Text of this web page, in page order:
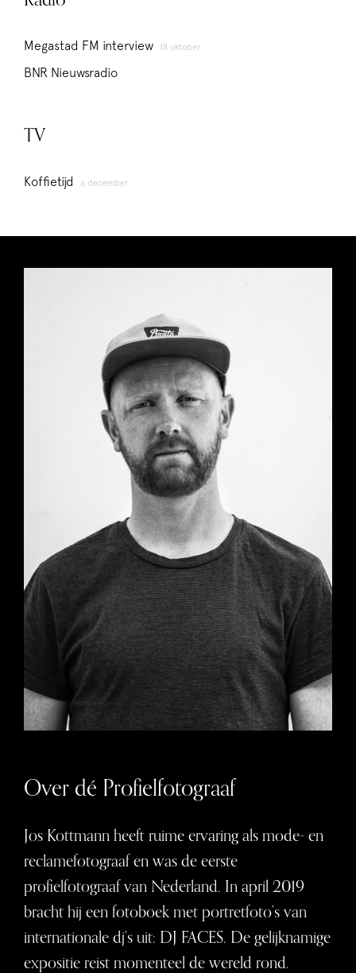
Megastad FM interview 18 oktober
BNR Nieuwsradio
TV
Koffietijd 6 december
Over dé Profielfotograaf
Jos Kottmann heeft ruime ervaring als mode- en
reclamefotograaf en was de eerste
profielfotograaf van Nederland. In april 2019
bracht hij een fotoboek met portretfoto’s van
internationale dj’s uit: DJ FACES. De gelijknamige
expositie reist momenteel de wereld rond.